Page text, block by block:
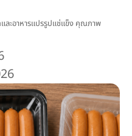
ละอาหารแปรรูปแช่แข็ง คุณภาพ